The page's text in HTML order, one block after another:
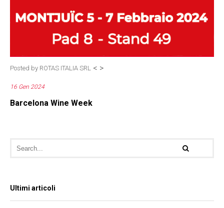
<
Posted by ROTAS ITALIA SRL >
16 Gen 2024
Barcelona Wine Week
Ultimi articoli